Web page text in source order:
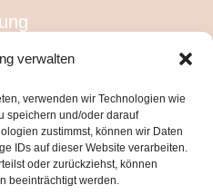
verwalten
verwenden wir Technologien wie
speichern und/oder darauf
zustimmst, können wir Daten
IDs auf dieser Website verarbeiten.
oder zurückziehst, können
beeinträchtigt werden.